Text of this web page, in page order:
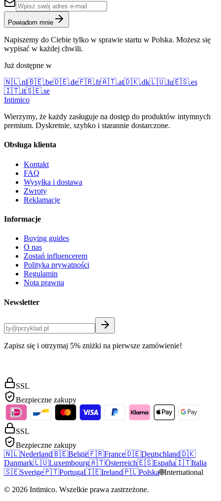
Powiadom mnie
Napiszemy do Ciebie tylko w sprawie startu w Polska. Możesz się
wypisać w każdej chwili.
Już dostępne w
🇳🇱.nl🇧🇪.be🇩🇪.de🇫🇷.fr🇦🇹.at🇩🇰.dk🇱🇺.lu🇪🇸.es
🇮🇹.it🇸🇪.se
Intimico
Wierzymy, że każdy zasługuje na dostęp do produktów intymnych
premium. Dyskretnie, szybko i starannie dostarczone.
Obsługa klienta
Kontakt
FAQ
Wysyłka i dostawa
Zwroty
Reklamacje
Informacje
Buying guides
O nas
Zostań influencerem
Polityka prywatności
Regulamin
Nota prawna
Newsletter
Zapisz się i otrzymaj 5% zniżki na pierwsze zamówienie!
SSL
Bezpieczne zakupy
SSL
Bezpieczne zakupy
🇳🇱Nederland🇧🇪België🇫🇷France🇩🇪Deutschland🇩🇰
Danmark🇱🇺Luxembourg🇦🇹Österreich🇪🇸España🇮🇹Italia
🇸🇪Sverige🇵🇹Portugal🇮🇪Ireland🇵🇱Polska🌐International
© 2026 Intimico. Wszelkie prawa zastrzeżone.